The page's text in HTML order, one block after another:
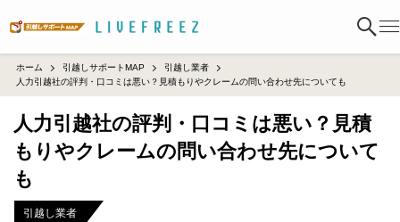
ホーム 引越しサポートMAP
引越し業者
人力引越社の評判・口コミは悪い？見積もりやクレームの問い合わせ先についても
人力引越社の評判・口コミは悪い？見積
もりやクレームの問い合わせ先について
も
引越し業者